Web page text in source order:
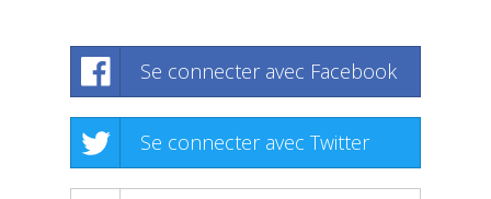
Se connecter avec Facebook
Se connecter avec Twitter